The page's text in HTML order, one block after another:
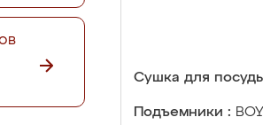
Сушка для
Подъемники :